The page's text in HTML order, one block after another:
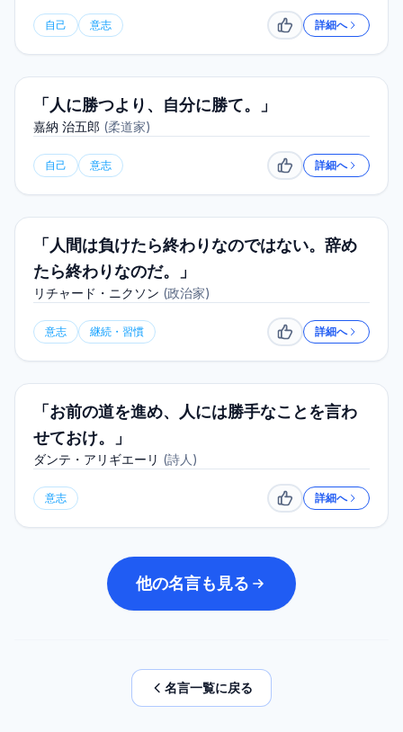
自己 意志 いいね詳細へ
「人に勝つより、自分に勝て。」
嘉納 治五郎 (柔道家)
自己 意志 いいね詳細へ
「人間は負けたら終わりなのではない。辞め
たら終わりなのだ。」
リチャード・ニクソン (政治家)
意志 継続・習慣 いいね詳細へ
「お前の道を進め、人には勝手なことを言わ
せておけ。」
ダンテ・アリギエーリ (詩人 )
意志 いいね詳細へ
他の名言も見る
名言一覧に戻る